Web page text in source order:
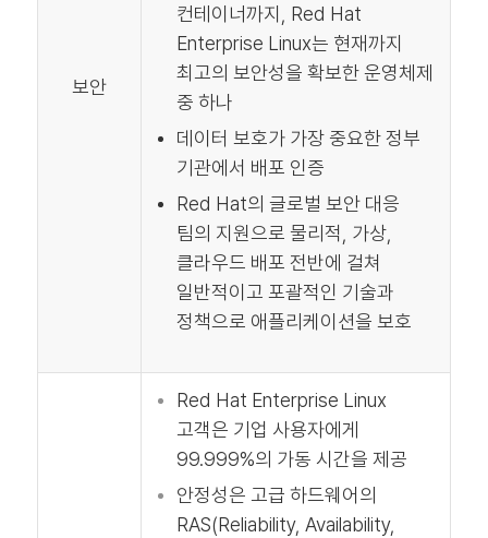
보안
컨테이너까지, Red Hat
Enterprise Linux는 현재까지
최고의 보안성을 확보한 운영체제
중 하나
데이터 보호가 가장 중요한 정부
기관에서 배포 인증
Red Hat의 글로벌 보안 대응
팀의 지원으로 물리적, 가상,
클라우드 배포 전반에 걸쳐
일반적이고 포괄적인 기술과
정책으로 애플리케이션을 보호
Red Hat Enterprise Linux
고객은 기업 사용자에게
99.999%의 가동 시간을 제공
안정성은 고급 하드웨어의
RAS(Reliability, Availability,